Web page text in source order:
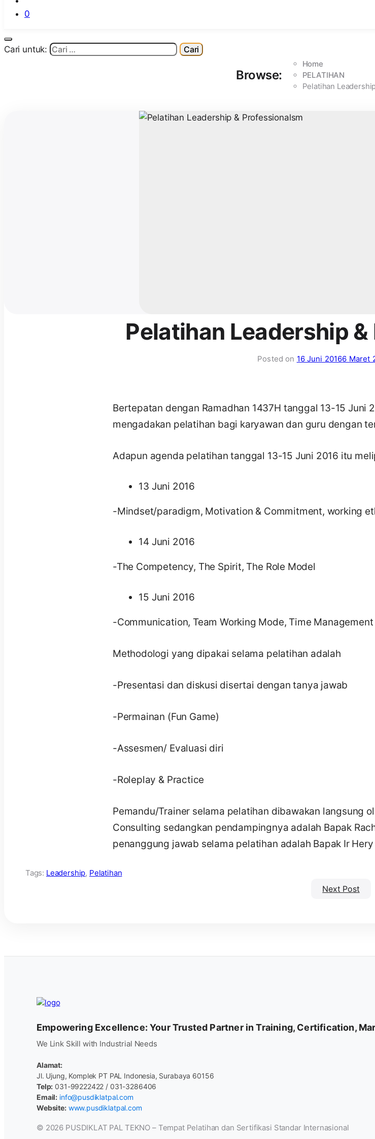
0
Cari untuk:
Browse:
Home
PELATIHAN
Pelatihan
Pelatihan Leadership
Posted on 16 Juni 20166 Maret
Bertepatan dengan Ramadhan 1437H tanggal 13-15 Juni
mengadakan pelatihan bagi karyawan dan guru dengan
Adapun agenda pelatihan tanggal 13-15 Juni 2016 itu
13 Juni 2016
-Mindset/paradigm, Motivation & Commitment, working
14 Juni 2016
-The Competency, The Spirit, The Role Model
15 Juni 2016
-Communication, Team Working Mode, Time Management
Methodologi yang dipakai selama pelatihan adalah
-Presentasi dan diskusi disertai dengan tanya jawab
-Permainan (Fun Game)
-Assesmen/ Evaluasi diri
-Roleplay & Practice
Pemandu/Trainer selama pelatihan dibawakan langsung
Consulting sedangkan pendampingnya adalah Bapak
penanggung jawab selama pelatihan adalah Bapak Ir
Tags: Leadership, Pelatihan
Next Post
Empowering Excellence: Your Trusted Partner in Training, Certification,
We Link Skill with Industrial Needs
Alamat:
Jl. Ujung, Komplek PT PAL Indonesia, Surabaya 60156
Telp: 031-99222422 / 031-3286406
Email: info@pusdiklatpal.com
Website: www.pusdiklatpal.com
© 2026 PUSDIKLAT PAL TEKNO – Tempat Pelatihan dan Sertifikasi Standar Internasional